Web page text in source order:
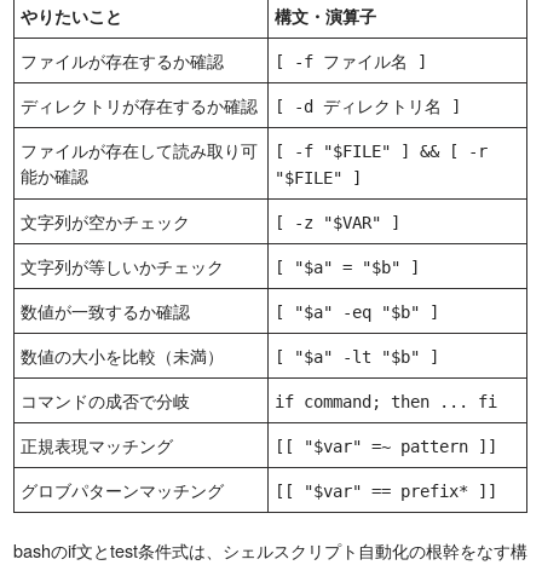
やりたいこと 構文・演算子
ファイルが存在するか確認 [ -f ファイル名 ]
ディレクトリが存在するか確認 [ -d ディレクトリ名 ]
ファイルが存在して読み取り可
能か確認
[ -f "$FILE" ] && [ -r
"$FILE" ]
文字列が空かチェック [ -z "$VAR" ]
文字列が等しいかチェック [ "$a" = "$b" ]
数値が一致するか確認 [ "$a" -eq "$b" ]
数値の大小を比較（未満） [ "$a" -lt "$b" ]
コマンドの成否で分岐 if command; then ... fi
正規表現マッチング [[ "$var" =~ pattern ]]
グロブパターンマッチング [[ "$var" == prefix* ]]
bashのif文とtest条件式は、シェルスクリプト自動化の根幹をなす構